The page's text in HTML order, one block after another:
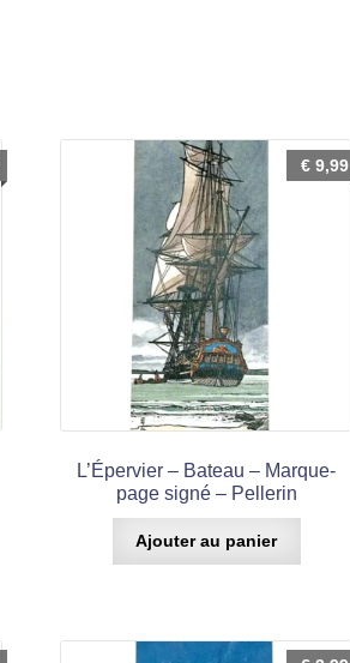
L’Épervier – Bateau – Marque-
page signé – Pellerin
€ 9,99
Ajouter au panier